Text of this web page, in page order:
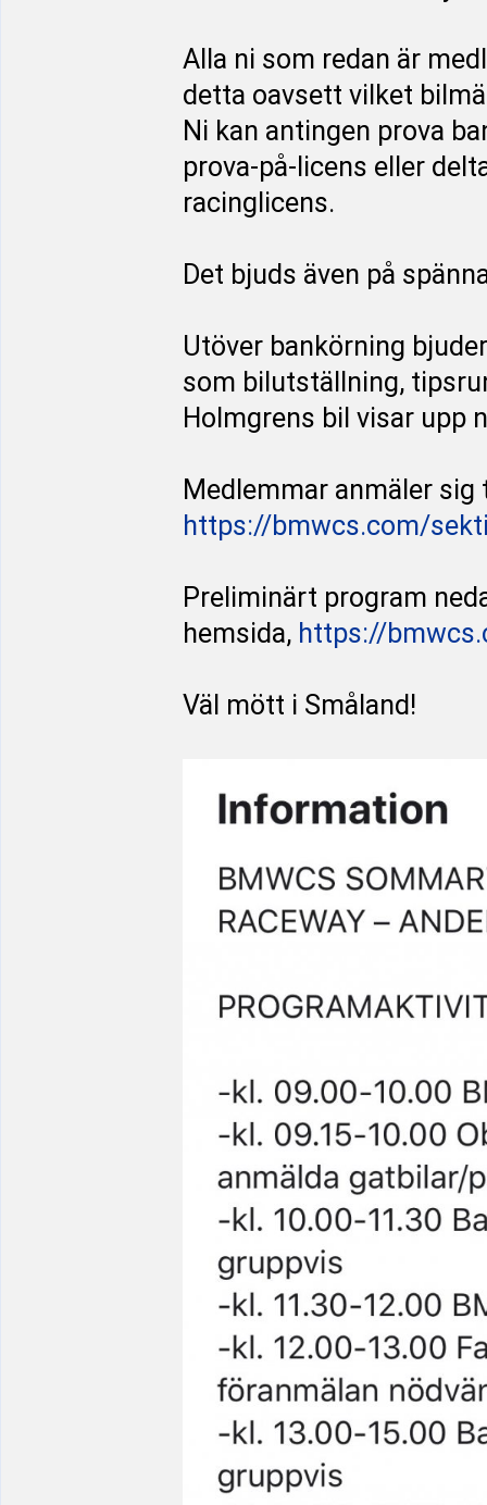
Alla ni som redan är
detta oavsett vilket
Ni kan antingen prova
prova-på-licens eller
racinglicens.
Det bjuds även på
Utöver bankörning
som bilutställning,
Holmgrens bil visar upp
Medlemmar anmäler
https://bmwcs.com/
Preliminärt program
hemsida, https://
Väl mött i Småland!